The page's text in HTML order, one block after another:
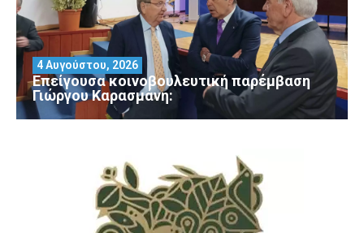
Επείγουσα κοινοβουλευτική παρέμβαση
Γιώργου Καρασμάνη:
4 Αυγούστου, 2026